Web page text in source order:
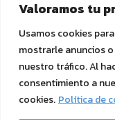
Valoramos tu
Usamos cookies
mostrarle anuncios
nuestro tráfico. Al
consentimiento a
cookies. Política de
Products
Ghost Bundles
Consumibles